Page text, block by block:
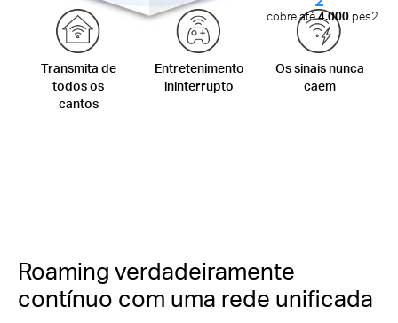
Transmita de
todos os
cantos
Entretenimento
ininterrupto
Os sinais nunca
caem
cobre até4.000pés2
Roaming verdadeiramente
contínuo com uma rede unificada